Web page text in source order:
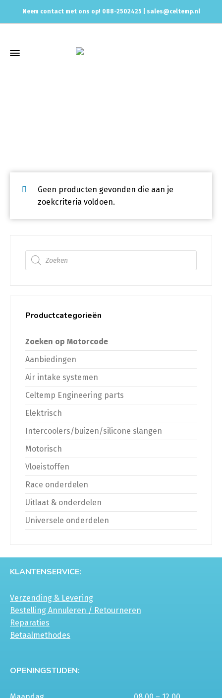
Neem contact met ons op! 088-2502425 | sales@celtemp.nl
Geen producten gevonden die aan je
zoekcriteria voldoen.
Producten zoeken
Productcategorieën
Zoeken op Motorcode
Aanbiedingen
Air intake systemen
Celtemp Engineering parts
Elektrisch
Intercoolers/buizen/silicone slangen
Motorisch
Vloeistoffen
Race onderdelen
Uitlaat & onderdelen
Universele onderdelen
KLANTENSERVICE:
Verzending & Levering
Bestelling Annuleren / Retourneren
Reparaties
Betaalmethodes
OPENINGSTIJDEN: